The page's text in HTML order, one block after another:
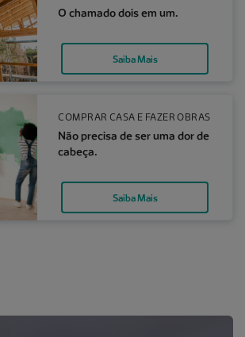
O chamado dois em um.
Saiba Mais
uma dor de cabeça.
COMPRAR CASA E FAZER OBRAS
Não precisa de ser uma dor de
cabeça.
Saiba Mais